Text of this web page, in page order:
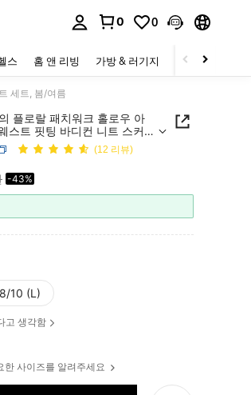
0 0
스 홈 앤 리빙 가방 & 러기지 스포츠 & 아웃
세트, 봄/여름
플로랄 패치워크 홀로우 아
스트 핏팅 바디컨 니트 스커트
(12 리뷰)
-43%
8/10 (L)
고 생각함
한 사이즈를 알려주세요